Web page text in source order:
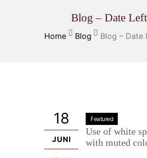
Blog – Date Left
Home Blog Blog – Date
18
JUNI
Featured
Use of white
with muted